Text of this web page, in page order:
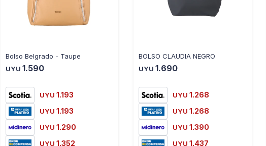
Bolso Belgrado - Taupe
UYU 1.590
UYU 1.193
UYU 1.193
UYU 1.290
UYU 1.352
BOLSO CLAUDIA NEGRO
UYU 1.690
UYU 1.268
UYU 1.268
UYU 1.390
UYU 1.437